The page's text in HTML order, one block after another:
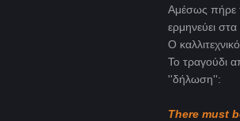
Αμέσως πήρε
ερμηνεύει
Ο
To τραγούδι
''δήλωση'':
There must